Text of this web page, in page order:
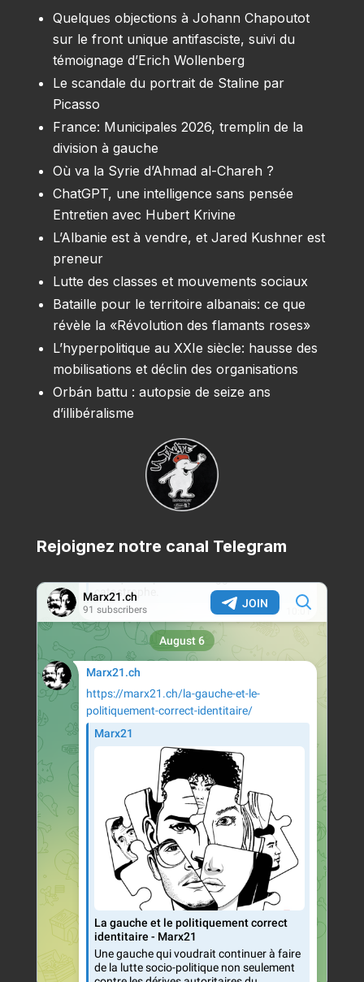
Quelques objections à Johann Chapoutot
sur le front unique antifasciste, suivi du
témoignage d’Erich Wollenberg
Le scandale du portrait de Staline par
Picasso
France: Municipales 2026, tremplin de la
division à gauche
Où va la Syrie d’Ahmad al-Chareh ?
ChatGPT, une intelligence sans pensée
Entretien avec Hubert Krivine
L’Albanie est à vendre, et Jared Kushner est
preneur
Lutte des classes et mouvements sociaux
Bataille pour le territoire albanais: ce que
révèle la «Révolution des flamants roses»
L’hyperpolitique au XXIe siècle: hausse des
mobilisations et déclin des organisations
Orbán battu : autopsie de seize ans
d’illibéralisme
Rejoignez notre canal Telegram